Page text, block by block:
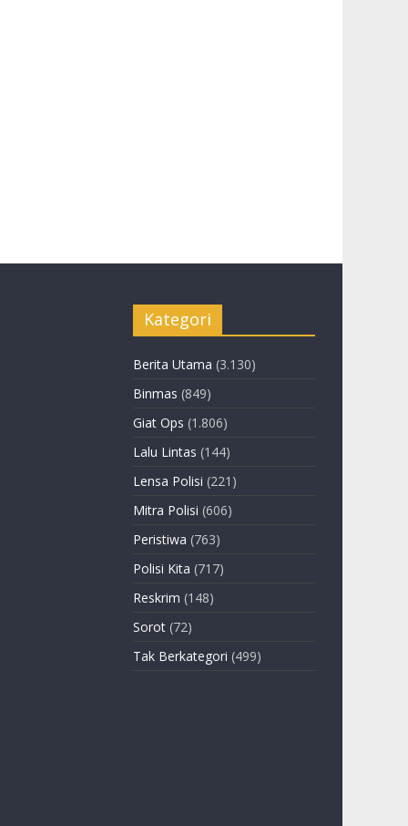
Kategori
Berita Utama (3.130)
Binmas (849)
Giat Ops (1.806)
Lalu Lintas (144)
Lensa Polisi (221)
Mitra Polisi (606)
Peristiwa (763)
Polisi Kita (717)
Reskrim (148)
Sorot (72)
Tak Berkategori (499)